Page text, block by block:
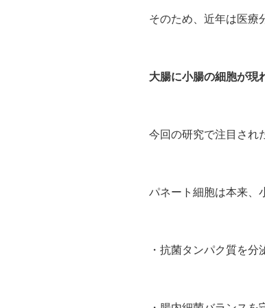
そのため、近年は医療
大腸に小腸の細胞が現
今回の研究で注目され
パネート細胞は本来、
・抗菌タンパク質を分